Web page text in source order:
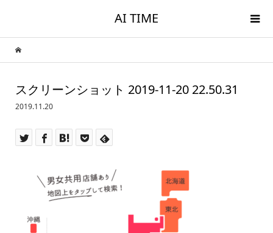
AI TIME
スクリーンショット 2019-11-20 22.50.31
2019.11.20